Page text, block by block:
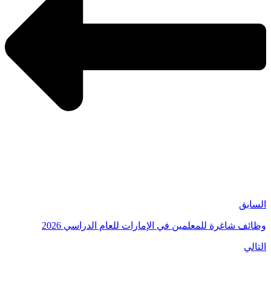
السابق
وظائف شاغرة للمعلمين في الإمارات للعام الدراسي 2026
التالي